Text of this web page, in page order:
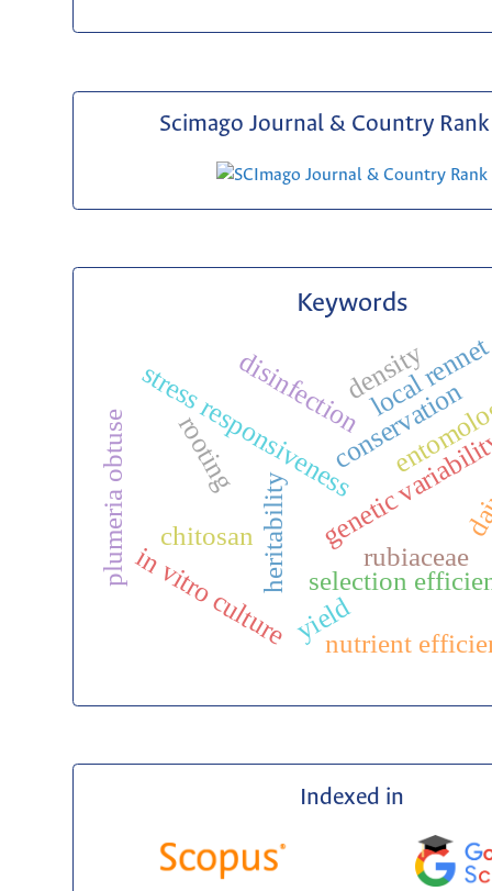
Scimago Journal & Country Rank
Keywords
genetic
heritability selection
stress responsiveness
yield
conservation
disinfection
in vitro culture
rooting
rubiaceae
local rennet
plumeria obtuse chitosan
nutrient
density
Indexed in